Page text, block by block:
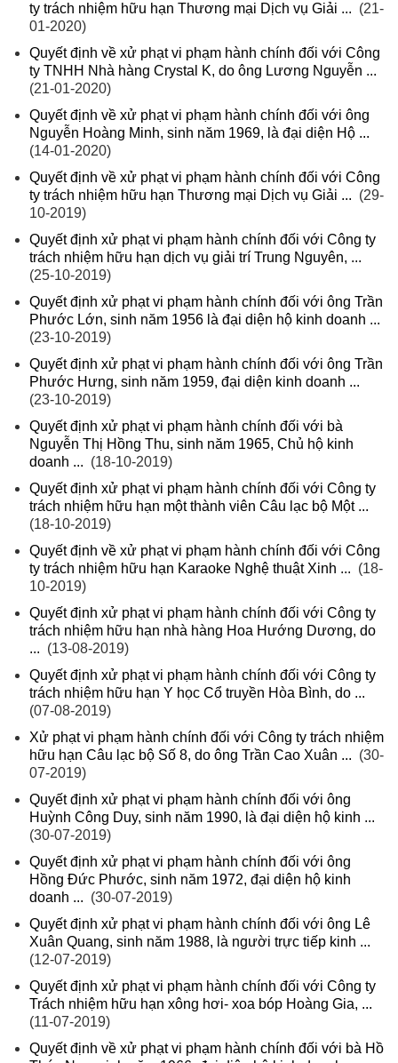
ty trách nhiệm hữu hạn Thương mại Dịch vụ Giải ... (21-
01-2020)
Quyết định về xử phạt vi phạm hành chính đối với Công
ty TNHH Nhà hàng Crystal K, do ông Lương Nguyễn ...
(21-01-2020)
Quyết định về xử phạt vi phạm hành chính đối với ông
Nguyễn Hoàng Minh, sinh năm 1969, là đại diện Hộ ...
(14-01-2020)
Quyết định về xử phạt vi phạm hành chính đối với Công
ty trách nhiệm hữu hạn Thương mại Dịch vụ Giải ... (29-
10-2019)
Quyết định xử phạt vi phạm hành chính đối với Công ty
trách nhiệm hữu hạn dịch vụ giải trí Trung Nguyên, ...
(25-10-2019)
Quyết định xử phạt vi phạm hành chính đối với ông Trần
Phước Lớn, sinh năm 1956 là đại diện hộ kinh doanh ...
(23-10-2019)
Quyết định xử phạt vi phạm hành chính đối với ông Trần
Phước Hưng, sinh năm 1959, đại diện kinh doanh ...
(23-10-2019)
Quyết định xử phạt vi phạm hành chính đối với bà
Nguyễn Thị Hồng Thu, sinh năm 1965, Chủ hộ kinh
doanh ... (18-10-2019)
Quyết định xử phạt vi phạm hành chính đối với Công ty
trách nhiệm hữu hạn một thành viên Câu lạc bộ Một ...
(18-10-2019)
Quyết định về xử phạt vi phạm hành chính đối với Công
ty trách nhiệm hữu hạn Karaoke Nghệ thuật Xinh ... (18-
10-2019)
Quyết định xử phạt vi phạm hành chính đối với Công ty
trách nhiệm hữu hạn nhà hàng Hoa Hướng Dương, do
... (13-08-2019)
Quyết định xử phạt vi phạm hành chính đối với Công ty
trách nhiệm hữu hạn Y học Cổ truyền Hòa Bình, do ...
(07-08-2019)
Xử phạt vi phạm hành chính đối với Công ty trách nhiệm
hữu hạn Câu lạc bộ Số 8, do ông Trần Cao Xuân ... (30-
07-2019)
Quyết định xử phạt vi phạm hành chính đối với ông
Huỳnh Công Duy, sinh năm 1990, là đại diện hộ kinh ...
(30-07-2019)
Quyết định xử phạt vi phạm hành chính đối với ông
Hồng Đức Phước, sinh năm 1972, đại diện hộ kinh
doanh ... (30-07-2019)
Quyết định xử phạt vi phạm hành chính đối với ông Lê
Xuân Quang, sinh năm 1988, là người trực tiếp kinh ...
(12-07-2019)
Quyết định xử phạt vi phạm hành chính đối với Công ty
Trách nhiệm hữu hạn xông hơi- xoa bóp Hoàng Gia, ...
(11-07-2019)
Quyết định về xử phạt vi phạm hành chính đối với bà Hồ